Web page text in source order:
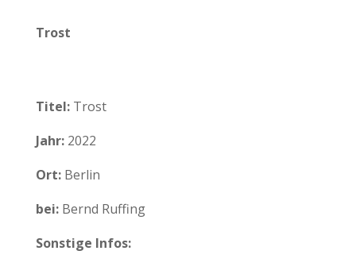
Trost
Titel: Trost
Jahr: 2022
Ort:Berlin
bei:Bernd Ruffing
Sonstige Infos: